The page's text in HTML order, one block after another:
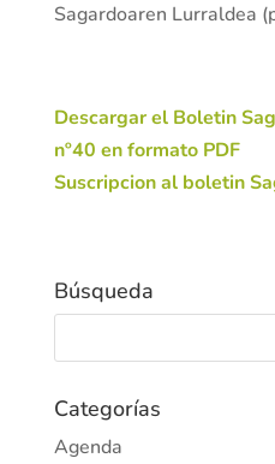
Sagardoaren Lurraldea
Descargar el Boletin
nº40 en formato PDF
Suscripcion al boletin
Búsqueda
Categorías
Agenda